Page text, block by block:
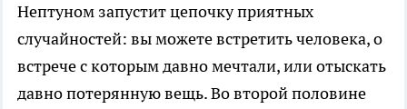
Нептуном запустит цепочку приятных
случайностей: вы можете встретить человека, о
встрече с которым давно мечтали, или отыскать
давно потерянную вещь. Во второй половине